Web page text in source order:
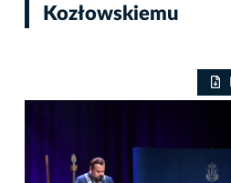
Kozłowskiemu